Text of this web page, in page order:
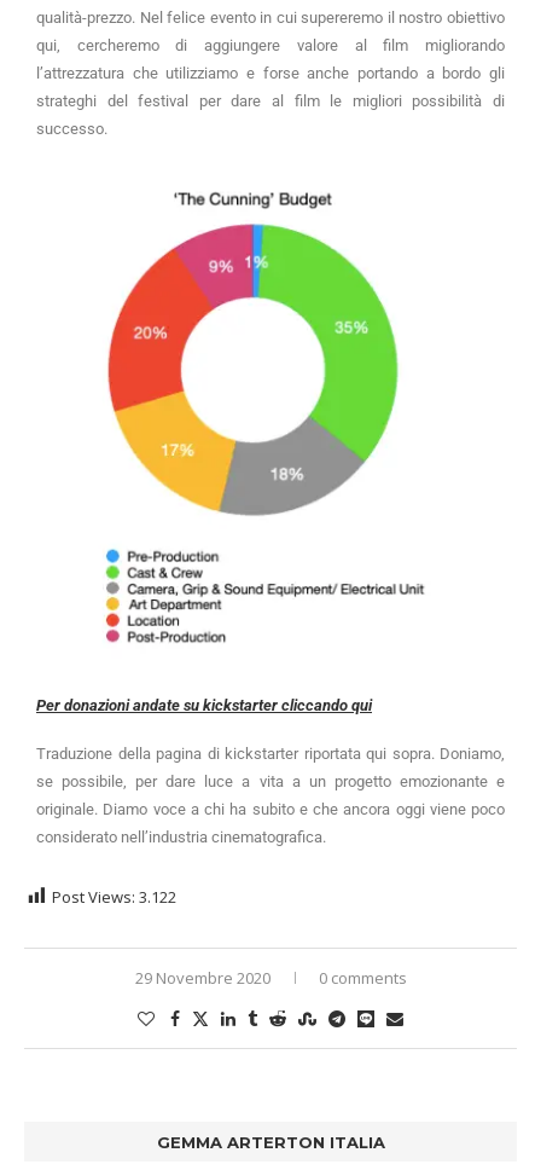
qualità-prezzo. Nel felice evento in cui supereremo il nostro obiettivo
qui, cercheremo di aggiungere valore al film migliorando
l’attrezzatura che utilizziamo e forse anche portando a bordo gli
strateghi del festival per dare al film le migliori possibilità di
successo.
Per donazioniandate su kickstarter cliccando qui
Traduzione della pagina di kickstarter riportata qui sopra. Doniamo,
se possibile, per dare luce a vita a un progetto emozionante e
originale. Diamo voce a chi ha subito e che ancora oggi viene poco
considerato nell’industria cinematografica.
Post Views: 3.122
29 Novembre 2020 0 comments
GEMMA ARTERTON ITALIA